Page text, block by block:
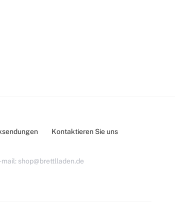
Kontaktieren Sie uns
mail: shop@brettlladen.de